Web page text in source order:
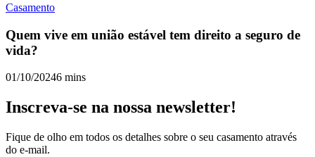
Casamento
Quem vive em união estável tem direito a seguro de
vida?
01/10/20246 mins
Inscreva-se na nossa newsletter!
Fique de olho em todos os detalhes sobre o seu casamento através
do e-mail.